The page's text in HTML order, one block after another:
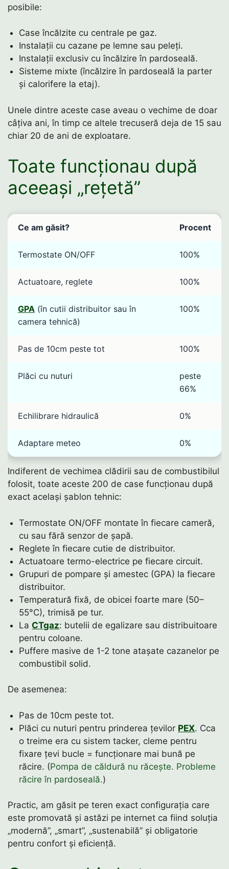
posibile:
Case încălzite cu centrale pe gaz.
Instalații cu cazane pe lemne sau peleți.
Instalații exclusiv cu încălzire în pardoseală.
Sisteme mixte (încălzire în pardoseală la parter
și calorifere la etaj).
Unele dintre aceste case aveau o vechime de doar
câțiva ani, în timp ce altele trecuseră deja de 15 sau
chiar 20 de ani de exploatare.
Toate funcționau după
aceeași „rețetă”
Ce am găsit? Procent
Termostate ON/OFF 100%
Actuatoare, reglete 100%
GPA (în cutii distribuitor sau în
camera tehnică)
100%
Pas de 10cm peste tot 100%
Plăci cu nuturi
peste
66%
Echilibrare hidraulică 0%
Adaptare meteo 0%
Indiferent de vechimea clădirii sau de combustibilul
folosit, toate aceste 200 de case funcționau după
exact același șablon tehnic:
Termostate ON/OFF montate în fiecare cameră,
cu sau fără senzor de șapă.
Reglete în fiecare cutie de distribuitor.
Actuatoare termo-electrice pe fiecare circuit.
Grupuri de pompare și amestec (GPA) la fiecare
distribuitor.
Temperatură fixă, de obicei foarte mare (50–
55°C), trimisă pe tur.
La CTgaz: butelii de egalizare sau distribuitoare
pentru coloane.
Puffere masive de 1-2 tone atașate cazanelor pe
combustibil solid.
De asemenea:
Pas de 10cm peste tot.
Plăci cu nuturi pentru prinderea țevilor PEX. Cca
o treime era cu sistem tacker, cleme pentru
fixare țevi bucle = funcționare mai bună pe
răcire. (Pompa de căldură nu răcește. Probleme
răcire în pardoseală.)
Practic, am găsit pe teren exact configurația care
este promovată și astăzi pe internet ca fiind soluția
„modernă”, „smart”, „sustenabilă” și obligatorie
pentru confort și eficiență.